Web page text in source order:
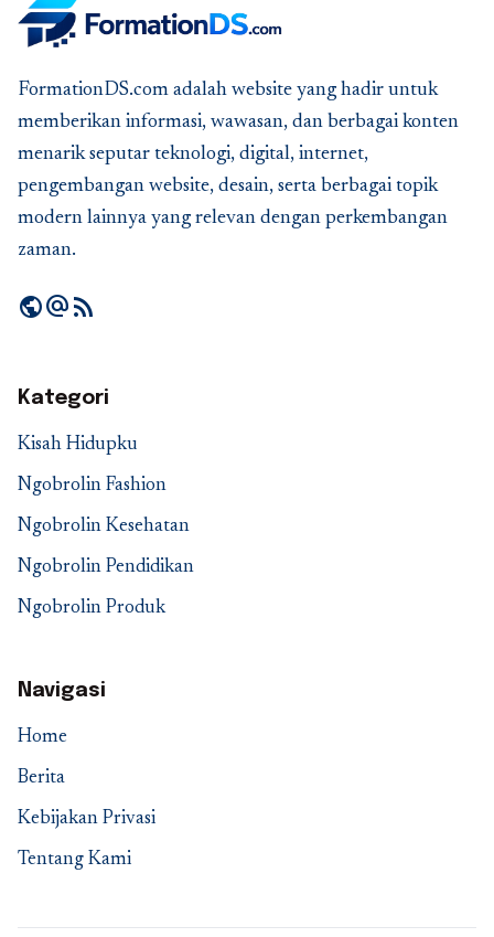
FormationDS.com adalah website yang hadir untuk
memberikan informasi, wawasan, dan berbagai konten
menarik seputar teknologi, digital, internet,
pengembangan website, desain, serta berbagai topik
modern lainnya yang relevan dengan perkembangan
zaman.
publicalternate_emailrss_feed
Kategori
Kisah Hidupku
Ngobrolin Fashion
Ngobrolin Kesehatan
Ngobrolin Pendidikan
Ngobrolin Produk
Navigasi
Home
Berita
Kebijakan Privasi
Tentang Kami